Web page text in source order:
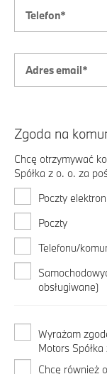
Zgoda na
Chcę otrzymywać
Spółka z o. o. za
Poczty
Poczty
Telefonu/
obsługiwane)
Wyrażam
Motors
Chcę również